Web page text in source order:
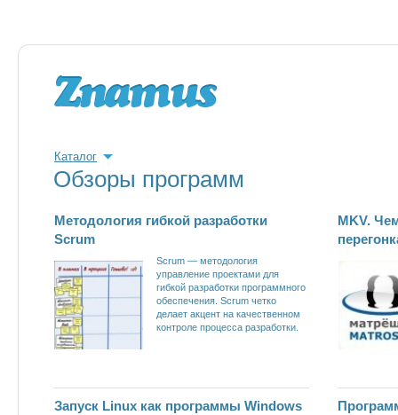
Каталог
Обзоры программ
Методология гибкой разработки
Scrum
Scrum — методология
управление проектами для
гибкой разработки программного
обеспечения. Scrum четко
делает акцент на качественном
контроле процесса разработки.
MKV.
Запуск Linux как программы Windows